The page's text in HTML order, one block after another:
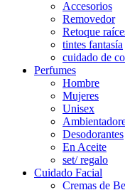
Accesorios
Removedor
Retoque
tintes fantasía
cuidado de
Perfumes
Hombre
Mujeres
Unisex
Desodorantes
En Aceite
set/ regalo
Cuidado Facial
Cremas de